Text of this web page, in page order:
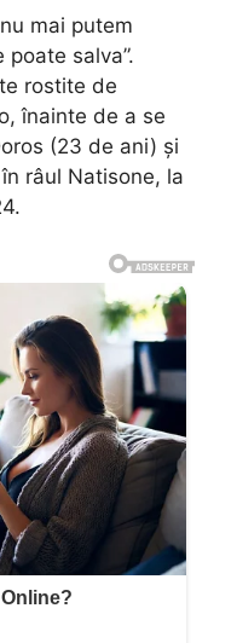
mai putem
salva”.
rostite de
înainte de a se
(23 de ani) și
râul Natisone, la